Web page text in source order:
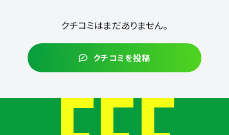
クチコミはまだありません。
クチコミを投稿